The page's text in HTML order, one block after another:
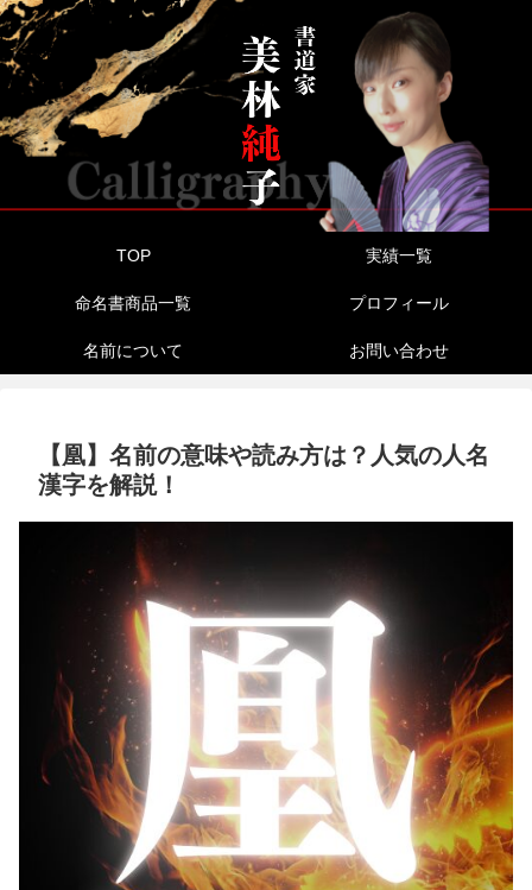
TOP 実績一覧
命名書商品一覧 プロフィール
名前について お問い合わせ
【凰】名前の意味や読み方は？人気の人名
漢字を解説！